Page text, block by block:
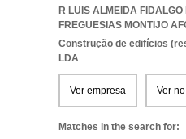
R LUIS ALMEIDA
FREGUESIAS MONTIJO
Construção de edifícios
LDA
Ver empresa Ver
Matches in the search for: